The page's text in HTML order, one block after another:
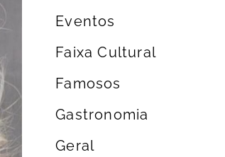
Eventos
Faixa Cultural
Famosos
Gastronomia
Geral